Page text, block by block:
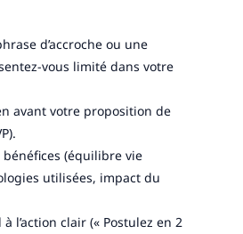
d’accroche ou une
vous limité dans votre
avant votre proposition de
(équilibre vie
utilisées, impact du
l’action clair (« Postulez en 2